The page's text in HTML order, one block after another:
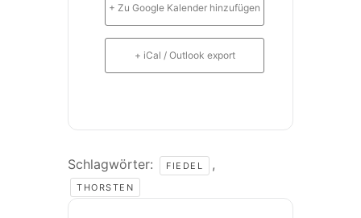
+ Zu Google Kalender hinzufügen
+ iCal / Outlook export
Schlagwörter: FIEDEL ,
THORSTEN